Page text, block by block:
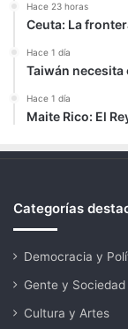
Hace 23 horas
Ceuta: La
Hace 1 día
Taiwán
Hace 1 día
Maite Rico: El
Categorías
Democracia y
Gente y Sociedad
Cultura y Artes